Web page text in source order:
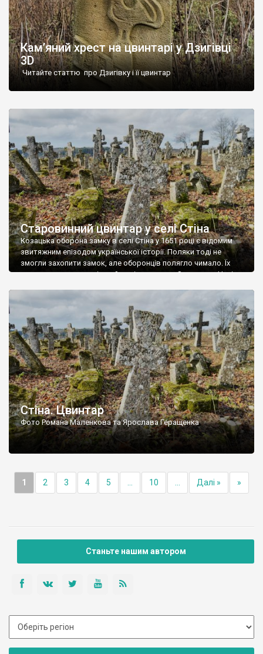
Кам’яний хрест на цвинтарі у Дзигівці
3D
Читайте статтю про Дзигівку і її цвинтар
Старовинний цвинтар у селі Стіна
Козацька оборона замку в селі Стіна у 1651 році є відомим
звитяжним епізодом української історії. Поляки тоді не
змогли захопити замок, але оборонців полягло чимало. Їх
поховали на цвинтарі, який тоді називався Замковим. Нині на
ньому чимало хрестів 19 століття, є такі, де епітафії стер […]
Стіна. Цвинтар
Фото Романа Маленкова та Ярослава Геращенка
1 2 3 4 5 10 Далі » »
Станьте нашим автором